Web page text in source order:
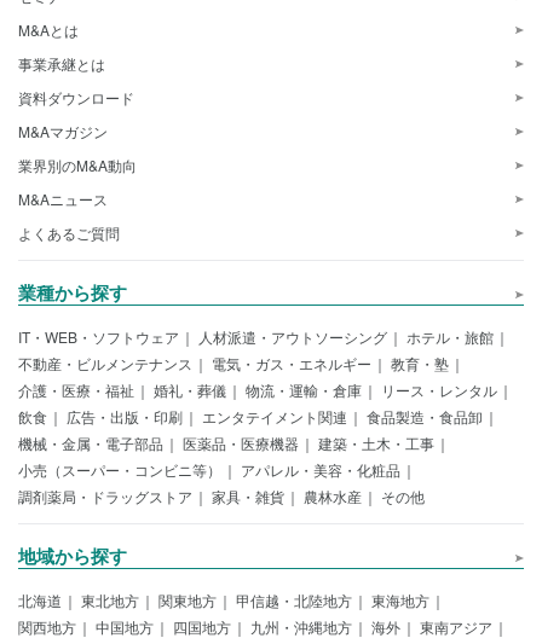
M&Aとは
事業承継とは
資料ダウンロード
M&Aマガジン
業界別のM&A動向
M&Aニュース
よくあるご質問
業種から探す
IT・WEB・ソフトウェア 人材派遣・アウトソーシング
ホテル・旅館
不動産・ビルメンテナンス
電気・ガス・エネルギー
教育・塾
介護・医療・福祉
婚礼・葬儀 物流・運輸・倉庫
リース・レンタル
飲食
広告・出版・印刷 エンタテイメント関連
食品製造・食品卸
機械・金属・電子部品
医薬品・医療機器
建築・土木・工事
小売（スーパー・コンビニ等）
アパレル・美容・化粧品
調剤薬局・ドラッグストア
家具・雑貨 農林水産 その他
地域から探す
北海道 東北地方 関東地方 甲信越・北陸地方
東海地方
関西地方
中国地方 四国地方 九州・沖縄地方 海外
東南アジア